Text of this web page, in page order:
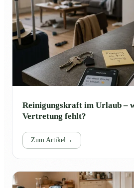
Reinigungskraft im Urlaub –
Vertretung fehlt?
Zum Artikel →